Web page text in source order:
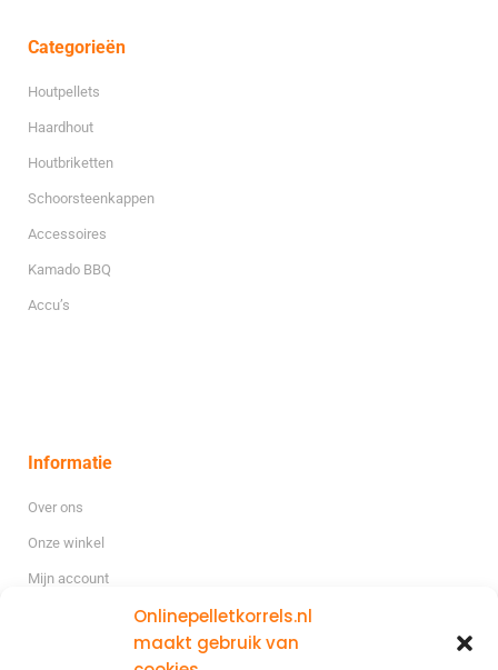
Onlinepelletkorrels.nl
maakt gebruik van
Categorieën
Houtpellets
Haardhout
Houtbriketten
Schoorsteenkappen
Accessoires
Kamado BBQ
Accu’s
Informatie
Over ons
Onze winkel
Mijn account